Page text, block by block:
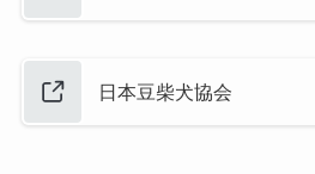
日本豆柴犬協会